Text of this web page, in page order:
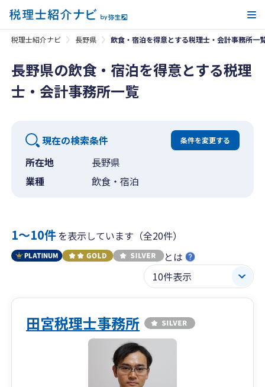
税理士紹介ナビ 長野県 飲食・宿泊を得意とする税理士・会計事務所一
長野県の飲食・宿泊を得意とする税理
士・会計事務所一覧
現在の検索条件 条件を変更する
所在地
長野県
業種
飲食・宿泊
1〜10件を表示しています（全20件）
とは
田宮税理士事務所